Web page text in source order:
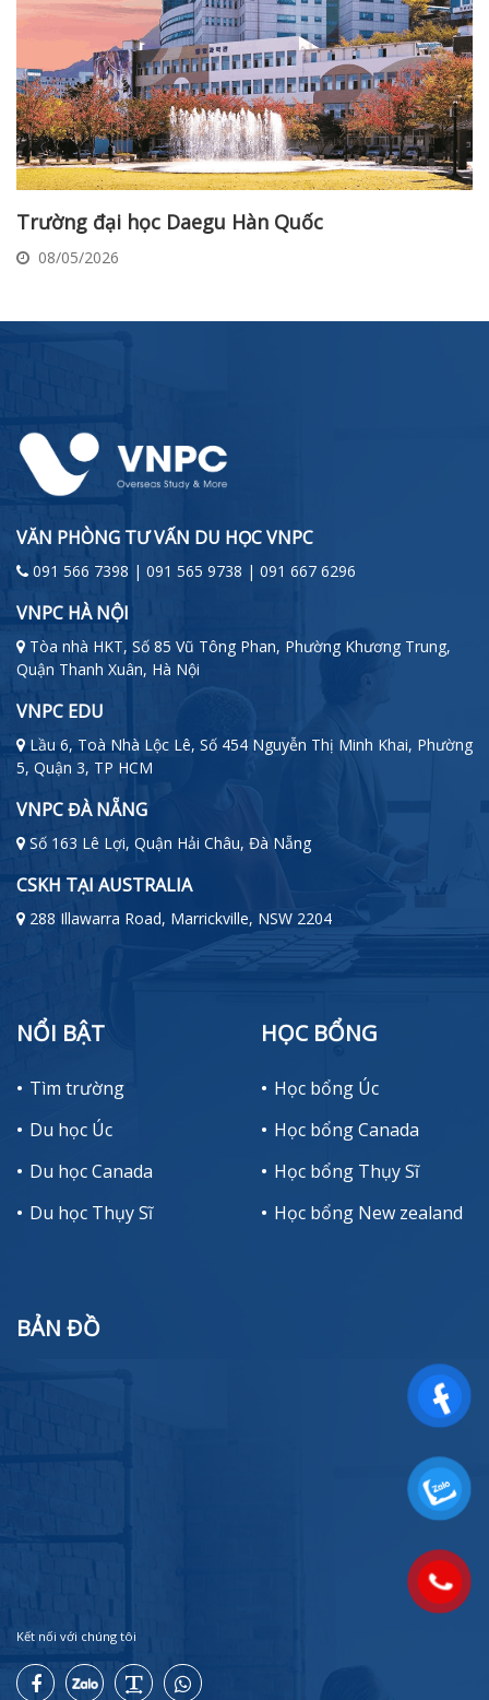
Trường đại học Daegu Hàn Quốc
08/05/2026
VĂN PHÒNG TƯ VẤN DU HỌC VNPC
091 566 7398 | 091 565 9738 | 091 667 6296
VNPC HÀ NỘI
Tòa nhà HKT, Số 85 Vũ Tông Phan, Phường Khương Trung,
Quận Thanh Xuân, Hà Nội
VNPC EDU
Lầu 6, Toà Nhà Lộc Lê, Số 454 Nguyễn Thị Minh Khai, Phường
5, Quận 3, TP HCM
VNPC ĐÀ NẴNG
Số 163 Lê Lợi, Quận Hải Châu, Đà Nẵng
CSKH TẠI AUSTRALIA
288 Illawarra Road, Marrickville, NSW 2204
NỔI BẬT
Tìm trường
Du học Úc
Du học Canada
Du học Thụy Sĩ
HỌC BỔNG
Học bổng Úc
Học bổng Canada
Học bổng Thụy Sĩ
Học bổng New zealand
BẢN ĐỒ
Kết nối với chúng tôi